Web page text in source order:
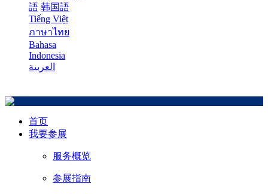
語 韩国語
Tiếng Việt
ภาษาไทย
Bahasa
Indonesia
العربية
首页
我要参展
服务概览
参展指南